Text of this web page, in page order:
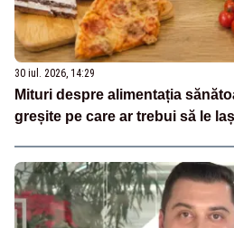
30 iul. 2026, 14:29
Mituri despre alimentația
greșite pe care ar trebui să le